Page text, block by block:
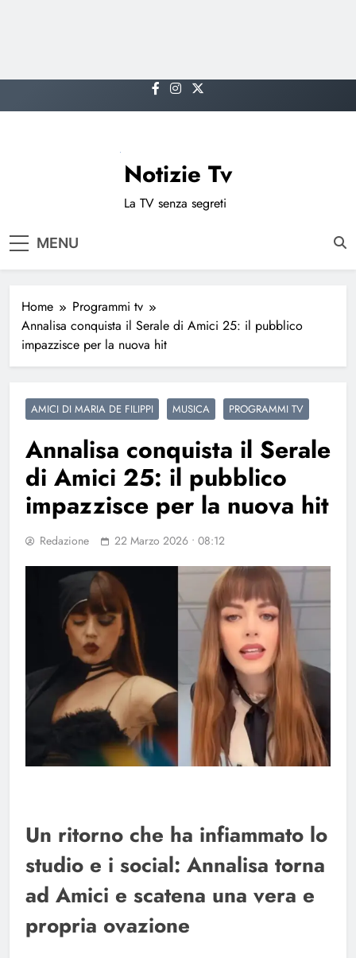
to
Notizie Tv
La TV senza segreti
MENU
Home
Programmi tv
Annalisa conquista il Serale di Amici 25: il pubblico
impazzisce per la nuova hit
AMICI DI MARIA DE FILIPPI MUSICA PROGRAMMI TV
Annalisa conquista il Serale
di Amici 25: il pubblico
impazzisce per la nuova hit
Redazione 22 Marzo 2026 • 08:12
Un ritorno che ha infiammato lo
studio e i social: Annalisa torna
ad Amici e scatena una vera e
propria ovazione